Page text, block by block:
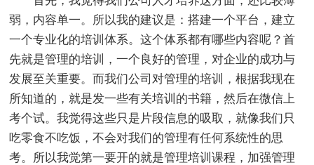
弱，内容单一。所以我的建议是：搭建一个平台，建立
一个专业化的培训体系。这个体系都有哪些内容呢？首
先就是管理的培训，一个良好的管理，对企业的成功与
发展至关重要。而我们公司对管理的培训，根据我现在
所知道的，就是发一些有关培训的书籍，然后在微信上
考个试。我觉得这些只是片段信息的吸取，就像我们只
吃零食不吃饭，不会对我们的管理有任何系统性的思
考。所以我觉第一要开的就是管理培训课程，加强管理